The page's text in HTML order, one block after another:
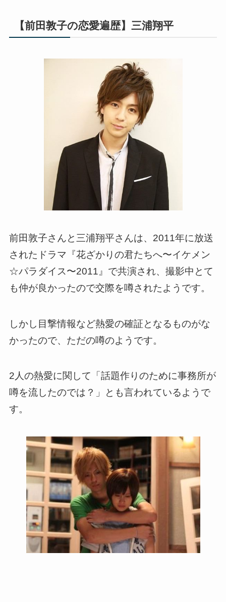
【前田敦子の恋愛遍歴】三浦翔平
前田敦子さんと三浦翔平さんは、2011年に放送
されたドラマ『花ざかりの君たちへ〜イケメン
☆パラダイス〜2011』で共演され、撮影中とて
も仲が良かったので交際を噂されたようです。
しかし目撃情報など熱愛の確証となるものがな
かったので、ただの噂のようです。
2人の熱愛に関して「話題作りのために事務所が
噂を流したのでは？」とも言われているようで
す。